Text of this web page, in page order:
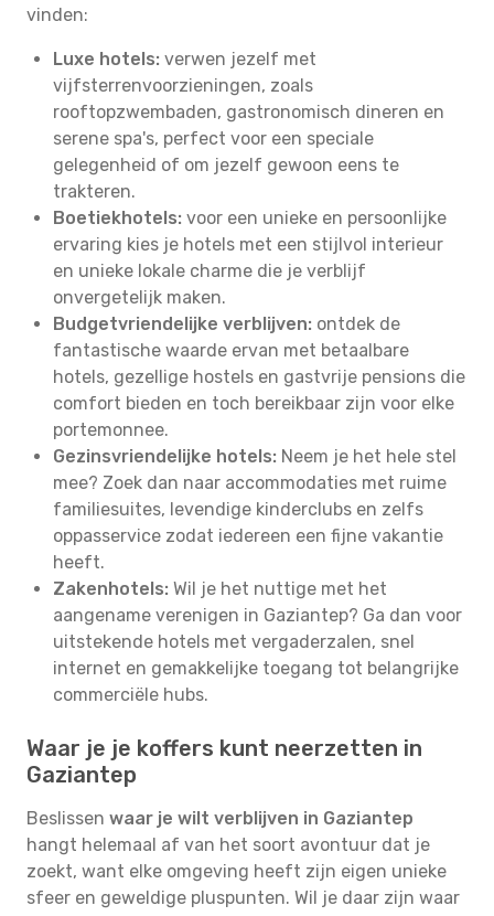
vinden:
Luxe hotels: verwen jezelf met
vijfsterrenvoorzieningen, zoals
rooftopzwembaden, gastronomisch dineren en
serene spa's, perfect voor een speciale
gelegenheid of om jezelf gewoon eens te
trakteren.
Boetiekhotels: voor een unieke en persoonlijke
ervaring kies je hotels met een stijlvol interieur
en unieke lokale charme die je verblijf
onvergetelijk maken.
Budgetvriendelijke verblijven: ontdek de
fantastische waarde ervan met betaalbare
hotels, gezellige hostels en gastvrije pensions die
comfort bieden en toch bereikbaar zijn voor elke
portemonnee.
Gezinsvriendelijke hotels: Neem je het hele stel
mee? Zoek dan naar accommodaties met ruime
familiesuites, levendige kinderclubs en zelfs
oppasservice zodat iedereen een fijne vakantie
heeft.
Zakenhotels: Wil je het nuttige met het
aangename verenigen in Gaziantep? Ga dan voor
uitstekende hotels met vergaderzalen, snel
internet en gemakkelijke toegang tot belangrijke
commerciële hubs.
Waar je je koffers kunt neerzetten in
Gaziantep
Beslissen waar je wilt verblijven in Gaziantep
hangt helemaal af van het soort avontuur dat je
zoekt, want elke omgeving heeft zijn eigen unieke
sfeer en geweldige pluspunten. Wil je daar zijn waar